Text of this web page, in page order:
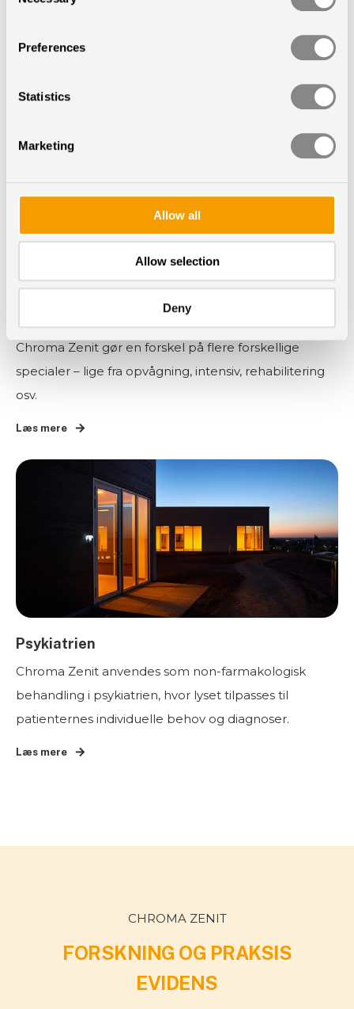
Preferences
Statistics
Marketing
Allow all
Allow selection
Deny
plejesektoren. Her tilpasses lyset individuelle behov
Læs mere
Chroma Zenit gør en forskel på flere forskellige
specialer – lige fra opvågning, intensiv, rehabilitering
osv.
Læs mere
Psykiatrien
Chroma Zenit anvendes som non-farmakologisk
behandling i psykiatrien, hvor lyset tilpasses til
patienternes individuelle behov og diagnoser.
Læs mere
CHROMA ZENIT
FORSKNING OG PRAKSIS
EVIDENS